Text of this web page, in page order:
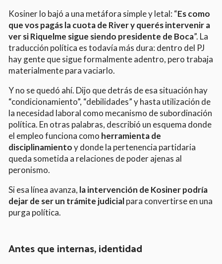
Kosiner lo bajó a una metáfora simple y letal: “Es como
que vos pagás la cuota de River y querés intervenir a
ver si Riquelme sigue siendo presidente de Boca”. La
traducción política es todavía más dura: dentro del PJ
hay gente que sigue formalmente adentro, pero trabaja
materialmente para vaciarlo.
Y no se quedó ahí. Dijo que detrás de esa situación hay
“condicionamiento”, “debilidades” y hasta utilización de
la necesidad laboral como mecanismo de subordinación
política. En otras palabras, describió un esquema donde
el empleo funciona como herramienta de
disciplinamientoy donde la pertenencia partidaria
queda sometida a relaciones de poder ajenas al
peronismo.
Si esa línea avanza, la intervención de Kosiner podría
dejar de ser un trámite judicialpara convertirse en una
purga política.
Antes que internas, identidad